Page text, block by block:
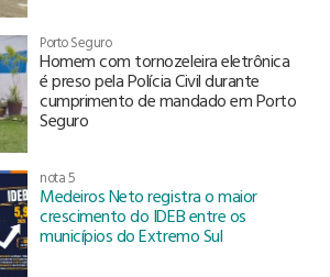
Porto Seguro
Homem com tornozeleira eletrônica
é preso pela Polícia Civil durante
cumprimento de mandado em Porto
Seguro
nota 5
Medeiros Neto registra o maior
crescimento do IDEB entre os
municípios do Extremo Sul